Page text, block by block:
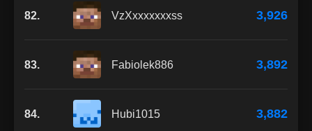
82. VzXxxxxxxxss 3,926
83. Fabiolek886 3,892
84. Hubi1015 3,882